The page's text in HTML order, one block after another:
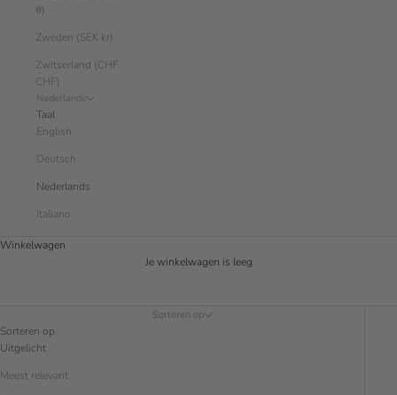
₩)
Zweden (SEK kr)
Zwitserland (CHF
CHF)
Nederlands
Taal
English
Deutsch
Nederlands
Italiano
Winkelwagen
Je winkelwagen is leeg
Sorteren op
Sorteren op
Uitgelicht
Meest relevant